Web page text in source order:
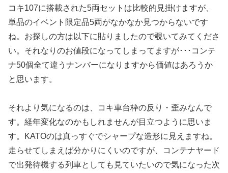
コキ107に搭載された5両セットは比較的見掛けますが、
単品のイベント限定品5両がなかなか見つからないです
ね。お探しの方は以下に貼りましたので覗いてみてくださ
い。それなりのお値段になってしまってますが･･･コンテ
ナ50個全て違うナンバーになりますから価値はあろうか
と思います。
それより気になるのは、コキ車台枠の反り・歪みなんで
す。経年変化なのかもしれませんが目立つように思いま
す。KATOのは真っすぐでシャープな造形に見えますね。
走らせてしまえば分かりにくいのですが、コンテナヤード
で出発待機する列車としても見ていたいので気になった次